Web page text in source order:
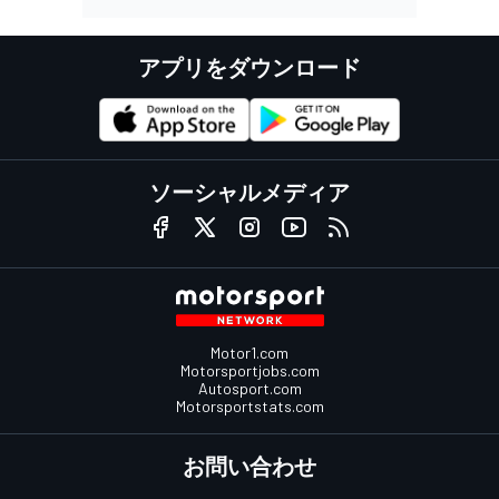
アプリをダウンロード
ソーシャルメディア
Motor1.com
Motorsportjobs.com
Autosport.com
Motorsportstats.com
お問い合わせ